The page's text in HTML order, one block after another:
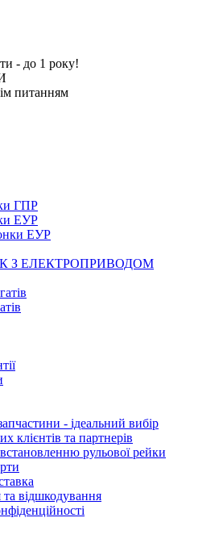
- до 1 року!
питанням
ГПР
ЕУР
ЕУР
З ЕЛЕКТРОПРИВОДОМ
- ідеальний вибір
клієнтів та партнерів
рульової рейки
відшкодування